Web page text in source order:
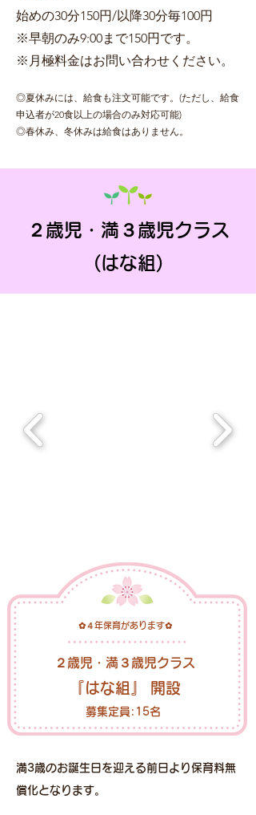
始めの30分150円/以降30分毎100円
※早朝のみ9:00まで150円です。
※月極料金はお問い合わせください。
◎夏休みには、給食も注文可能です。(ただし、給食
申込者が20食以上の場合のみ対応可能)
◎春休み、冬休みは給食はありません。
２歳児・満３歳児クラス
(はな組)
​２歳児・満３歳児クラス
『はな組』 開設
募集定員:15名
✿４年保育があります✿
満3歳のお誕生日を迎える前日より保育料無
償化となります。